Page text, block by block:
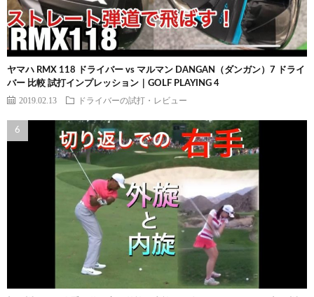
ヤマハ RMX 118 ドライバー vs マルマン DANGAN（ダンガン）7 ドライ
バー 比較 試打インプレッション｜GOLF PLAYING 4
2019.02.13 ドライバーの試打・レビュー